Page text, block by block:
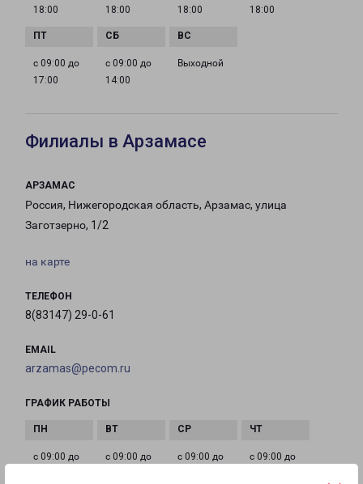
18:00
18:00
18:00
18:00
с 09:00 до
17:00
с 09:00 до
14:00
Выходной
Филиалы в Арзамасе
АРЗАМАС
Россия, Нижегородская область, Арзамас, улица
Заготзерно, 1/2
на карте
ТЕЛЕФОН
8(83147) 29-0-61
EMAIL
arzamas@pecom.ru
ГРАФИК РАБОТЫ
с 09:00 до
с 09:00 до
с 09:00 до
с 09:00 до